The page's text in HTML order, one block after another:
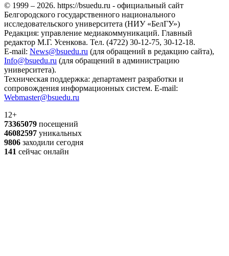
© 1999 – 2026. https://bsuedu.ru - официальный сайт
Белгородского государственного национального
исследовательского университета (НИУ «БелГУ»)
Редакция: управление медиакоммуникаций. Главный
редактор М.Г. Усенкова. Тел. (4722) 30-12-75, 30-12-18.
E-mail: News@bsuedu.ru (для обращений в редакцию сайта),
Info@bsuedu.ru (для обращений в администрацию
университета).
Техническая поддержка: департамент разработки и
сопровождения информационных систем. E-mail:
Webmaster@bsuedu.ru
12+
73365079 посещений
46082597 уникальных
9806 заходили сегодня
141 сейчас онлайн